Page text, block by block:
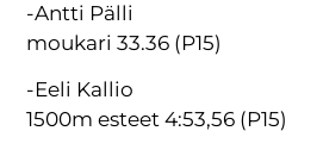
-Antti Pälli
moukari 33.36 (P15)
-Eeli Kallio
1500m esteet 4:53,56 (P15)